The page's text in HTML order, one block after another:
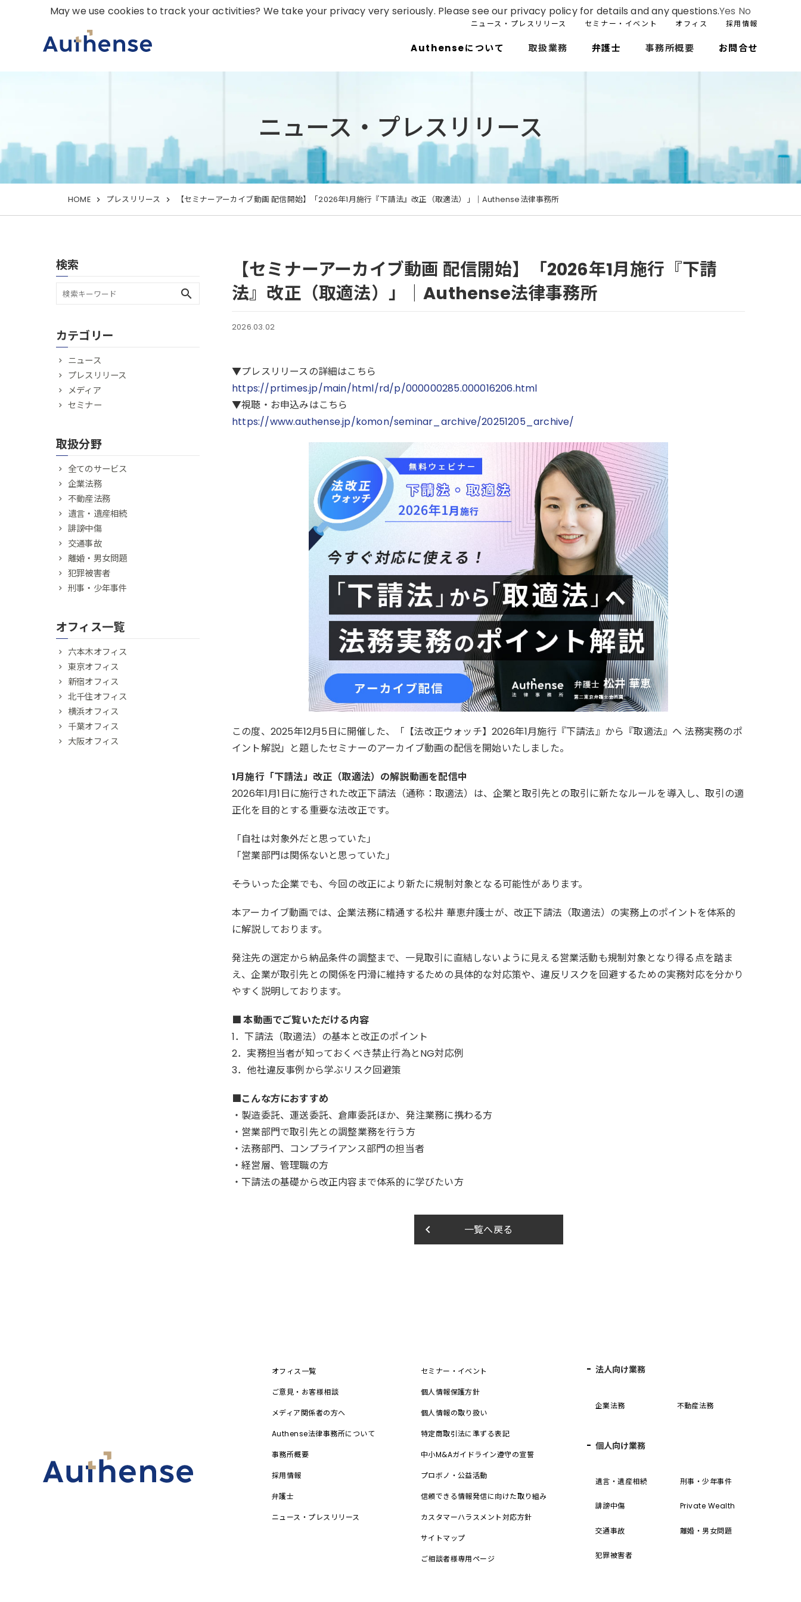
ニュース・プレスリリース セミナー・イベント オフィス 採用情報
Authenseについて 取扱業務 弁護士 事務所概要 お問合せ
ニュース・プレスリリース
HOME プレスリリース 【セミナーアーカイブ動画 配信開始】「2026年1月施行『下請法』改正（取適法）」｜Authense法律事務所
【セミナーアーカイブ動画 配信開始】「2026年1月施行『下請
法』改正（取適法）」｜Authense法律事務所
2026.03.02
▼プレスリリースの詳細はこちら
https://prtimes.jp/main/html/rd/p/000000285.000016206.html
▼視聴・お申込みはこちら
https://www.authense.jp/komon/seminar_archive/20251205_archive/
この度、2025年12月5日に開催した、「【法改正ウォッチ】2026年1月施行『下請法』から『取適法』へ 法務実務のポ
イント解説」と題したセミナーのアーカイブ動画の配信を開始いたしました。
1月施行「下請法」改正（取適法）の解説動画を配信中
2026年1月1日に施行された改正下請法（通称：取適法）は、企業と取引先との取引に新たなルールを導入し、取引の適
正化を目的とする重要な法改正です。
「自社は対象外だと思っていた」
「営業部門は関係ないと思っていた」
――そういった企業でも、今回の改正により新たに規制対象となる可能性があります。
本アーカイブ動画では、企業法務に精通する松井 華恵弁護士が、改正下請法（取適法）の実務上のポイントを体系的
に解説しております。
発注先の選定から納品条件の調整まで、一見取引に直結しないように見える営業活動も規制対象となり得る点を踏ま
え、企業が取引先との関係を円滑に維持するための具体的な対応策や、違反リスクを回避するための実務対応を分かり
やすく説明しております。
■ 本動画でご覧いただける内容
1．下請法（取適法）の基本と改正のポイント
2．実務担当者が知っておくべき禁止行為とNG対応例
3．他社違反事例から学ぶリスク回避策
■こんな方におすすめ
・製造委託、運送委託、倉庫委託ほか、発注業務に携わる方
・営業部門で取引先との調整業務を行う方
・法務部門、コンプライアンス部門の担当者
・経営層、管理職の方
・下請法の基礎から改正内容まで体系的に学びたい方
一覧へ戻る
keyboard_arrow_left
検索
search
カテゴリー
ニュース
プレスリリース
メディア
セミナー
取扱分野
全てのサービス
企業法務
不動産法務
遺言・遺産相続
誹謗中傷
交通事故
離婚・男女問題
犯罪被害者
刑事・少年事件
オフィス一覧
六本木オフィス
東京オフィス
新宿オフィス
北千住オフィス
横浜オフィス
千葉オフィス
大阪オフィス
オフィス一覧
ご意見・お客様相談
メディア関係者の方へ
Authense法律事務所について
事務所概要
採用情報
弁護士
ニュース・プレスリリース
セミナー・イベント
個人情報保護方針
個人情報の取り扱い
特定商取引法に準ずる表記
中小M&Aガイドライン遵守の宣誓
プロボノ・公益活動
信頼できる情報発信に向けた取り組み
カスタマーハラスメント対応方針
サイトマップ
ご相談者様専用ページ
法人向け業務
企業法務 不動産法務
個人向け業務
遺言・遺産相続 刑事・少年事件
誹謗中傷 Private Wealth
交通事故 離婚・男女問題
犯罪被害者
May we use cookies to track your activities? We take your privacy very seriously. Please see our privacy policy for details and any questions.Yes No